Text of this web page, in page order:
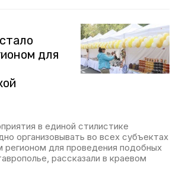
для
в единой стилистике
организовывать во всех субъектах
для проведения подобных
рассказали в краевом